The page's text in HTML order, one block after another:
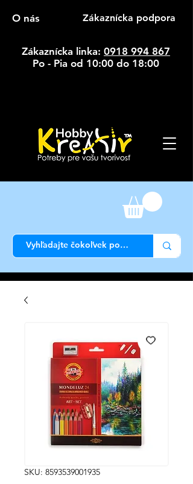
O nás Zákaznícka podpora
Zákaznícka linka: 0918 994 867
Po - Pia od 10:00 do 18:00
SKU: 8593539001935